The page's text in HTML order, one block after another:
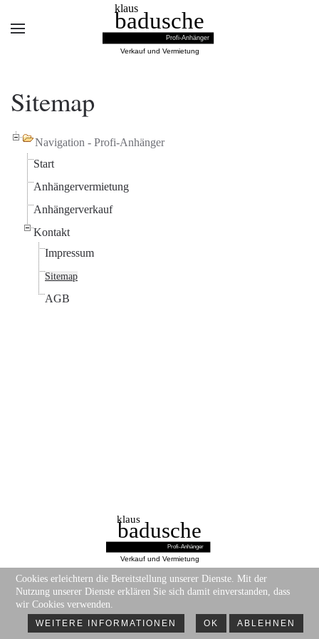
Sitemap
Navigation - Profi-Anhänger
Start
Anhängervermietung
Anhängerverkauf
Kontakt
Impressum
Sitemap
AGB
©2018 KLAUS BADUSCHE GMBH
DATENSCHUTZERKLÄRUNG
Cookies erleichtern die Bereitstellung unserer Dienste. Mit der
Nutzung unserer Dienste erklären Sie sich damit einverstanden, dass
wir Cookies verwenden.
WEITERE INFORMATIONEN OK ABLEHNEN